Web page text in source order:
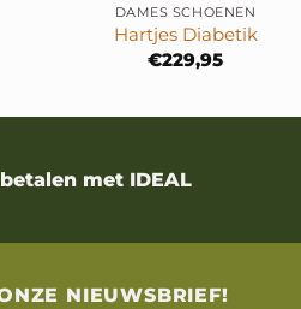
DAMES SCHOENEN
Hartjes Diabetik
€229,95
met IDEAL
NIEUWSBRIEF!